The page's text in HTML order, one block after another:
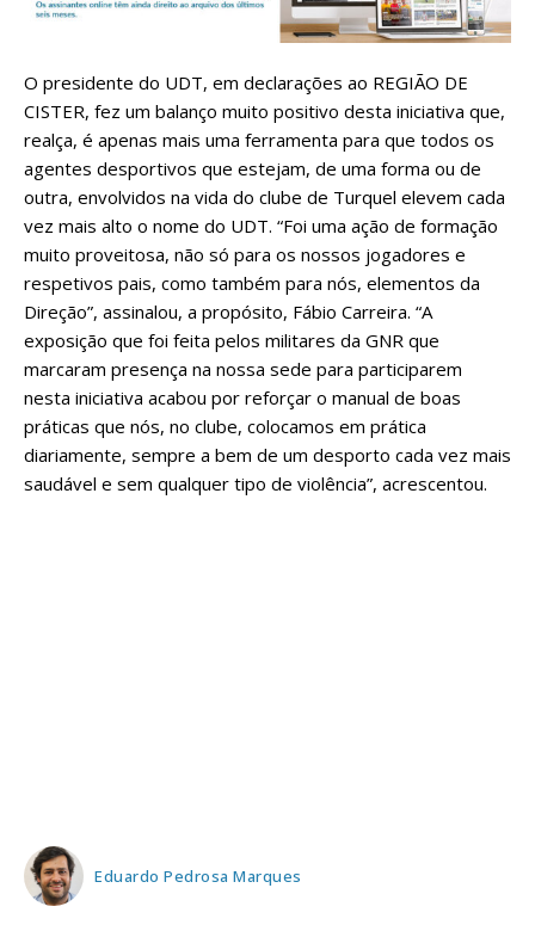
O presidente do UDT, em declarações ao REGIÃO DE
CISTER, fez um balanço muito positivo desta iniciativa que,
realça, é apenas mais uma ferramenta para que todos os
agentes desportivos que estejam, de uma forma ou de
outra, envolvidos na vida do clube de Turquel elevem cada
vez mais alto o nome do UDT. “Foi uma ação de formação
muito proveitosa, não só para os nossos jogadores e
respetivos pais, como também para nós, elementos da
Direção”, assinalou, a propósito, Fábio Carreira. “A
exposição que foi feita pelos militares da GNR que
marcaram presença na nossa sede para participarem
nesta iniciativa acabou por reforçar o manual de boas
práticas que nós, no clube, colocamos em prática
diariamente, sempre a bem de um desporto cada vez mais
saudável e sem qualquer tipo de violência”, acrescentou.
Eduardo Pedrosa Marques